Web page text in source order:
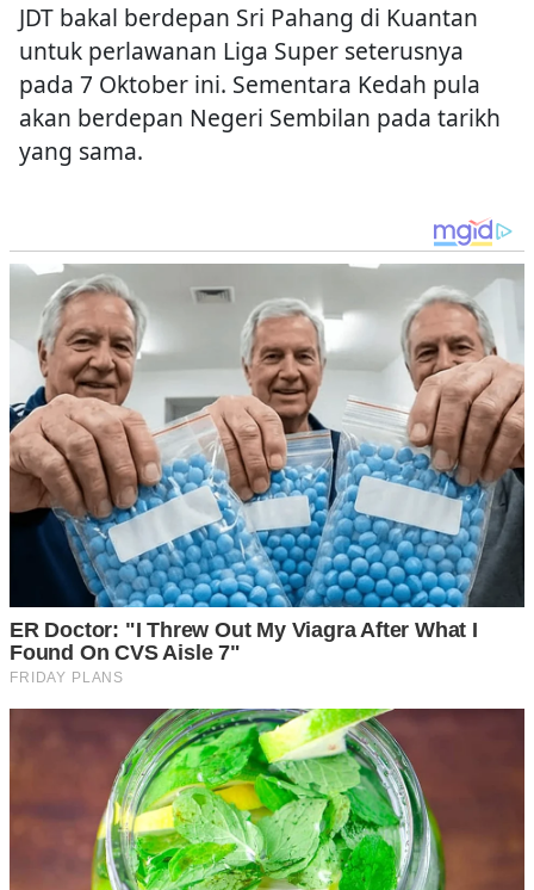
JDT bakal berdepan Sri Pahang di Kuantan
untuk perlawanan Liga Super seterusnya
pada 7 Oktober ini. Sementara Kedah pula
akan berdepan Negeri Sembilan pada tarikh
yang sama.